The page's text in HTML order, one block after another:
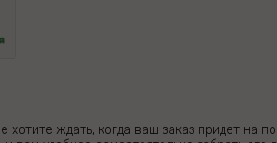
хотите ждать, когда ваш заказ придет на